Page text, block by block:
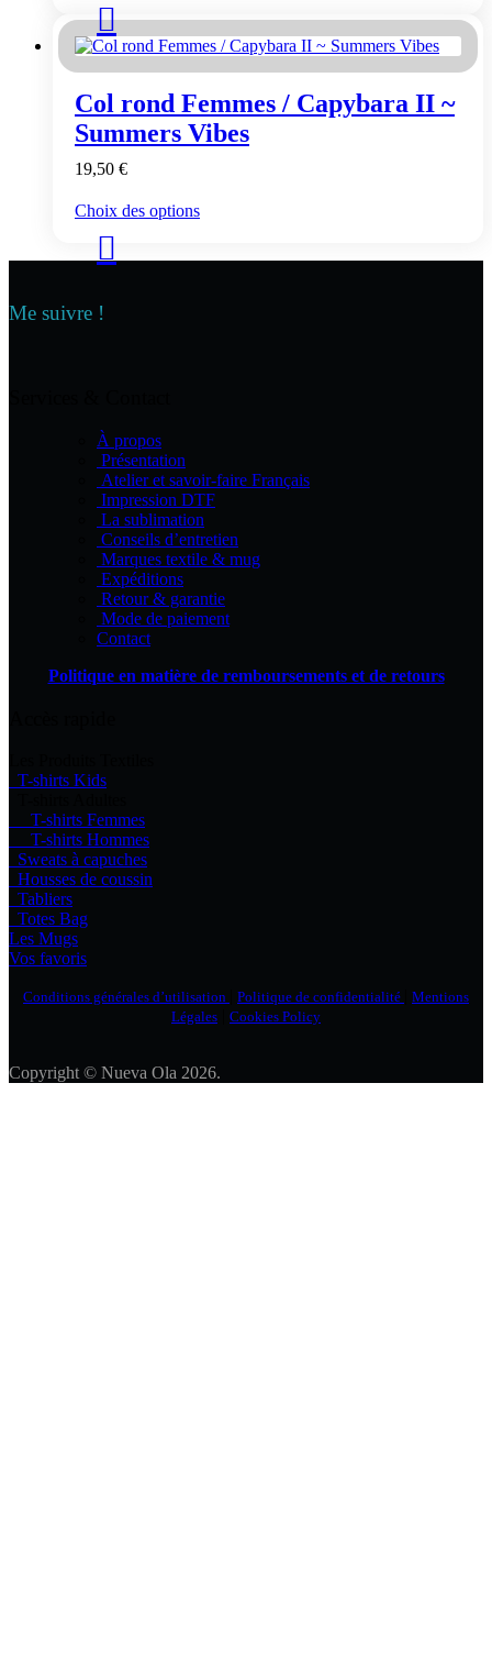
a
plusieurs
variations.
options
peuvent
être
page
produit
Col rond Femmes / Capybara II ~
Summers Vibes
19,50 €
Choix des optionsCe
produit
Me suivre !
À propos
Présentation
Atelier et savoir-faire Français
Impression DTF
La sublimation
Conseils d’entretien
Marques textile & mug
Expéditions
Retour & garantie
Mode de paiement
Contact
Politique en matière de remboursements et de retours
T-shirts Kids
T-shirts Femmes
T-shirts Hommes
Sweats à capuches
Housses de coussin
Tabliers
Totes Bag
Les Mugs
Vos favoris
Conditions générales d’utilisation Politique de confidentialité
Mentions
Légales
Cookies Policy
Copyright © Nueva Ola 2026.